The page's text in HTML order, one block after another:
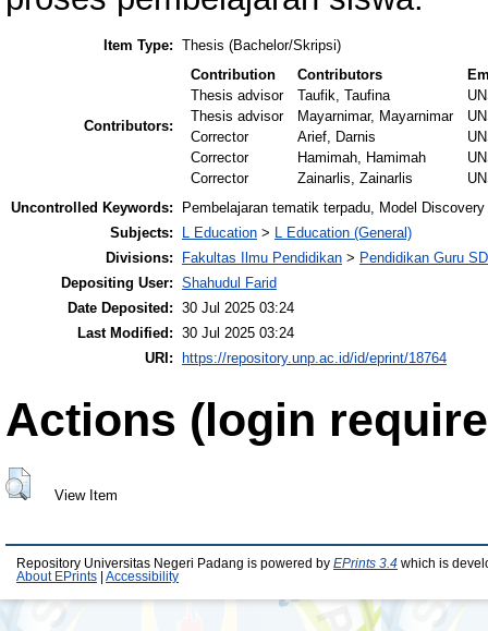
Item Type: Thesis (Bachelor/Skripsi)
Contributors:
Contribution Contributors
Thesis advisor
Taufik, Taufina
Thesis advisor
Mayarnimar, Mayarnimar
Corrector
Arief, Darnis
Corrector
Hamimah, Hamimah
Corrector
Zainarlis, Zainarlis
Uncontrolled Keywords:
Pembelajaran tematik terpadu, Model Discovery
Subjects:
L Education > L Education (General)
Divisions:
Fakultas Ilmu Pendidikan > Pendidikan Guru
Depositing User: Shahudul Farid
Date Deposited: 30 Jul 2025 03:24
Last Modified: 30 Jul 2025 03:24
URI:
https://repository.unp.ac.id/id/eprint/18764
Actions (login
View Item
Repository Universitas Negeri Padang is powered by EPrints 3.4 which is
About EPrints
Accessibility